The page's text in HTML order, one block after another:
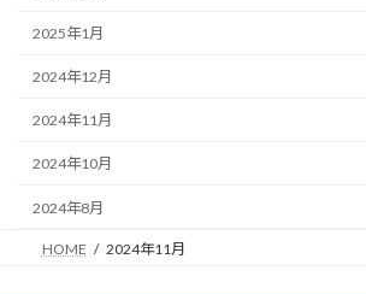
2025年1月
2024年12月
2024年11月
2024年10月
2024年8月
HOME 2024年11月